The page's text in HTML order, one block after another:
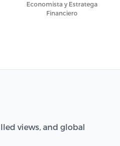
Economista y Estratega
Financiero
views, and global